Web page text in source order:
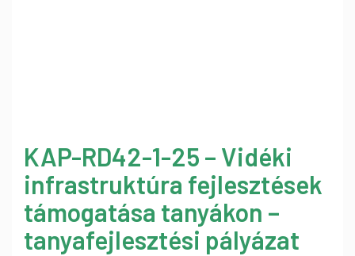
KAP-RD42-1-25 – Vidéki
infrastruktúra fejlesztések
támogatása tanyákon –
tanyafejlesztési pályázat